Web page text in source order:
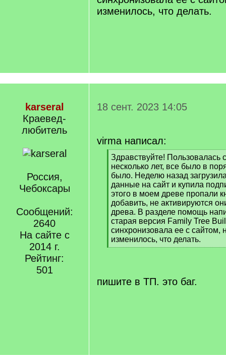
изменилось, что делать.
karseral
Краевед-
любитель
Россия,
Чебоксары
Сообщений:
2640
На сайте с
2014 г.
Рейтинг:
501
18 сент. 2023 14:05
virma написал:
[
q
]
Здравствуйте! Пользовалась
несколько лет, все было в
было. Неделю назад
данные на сайт и купила
этого в моем древе пропали
добавить, не активируются
древа. В разделе помощь
старая версия Family Tree
синхронизовала ее с сайтом,
изменилось, что делать.
[
пишите в ТП. это баг.